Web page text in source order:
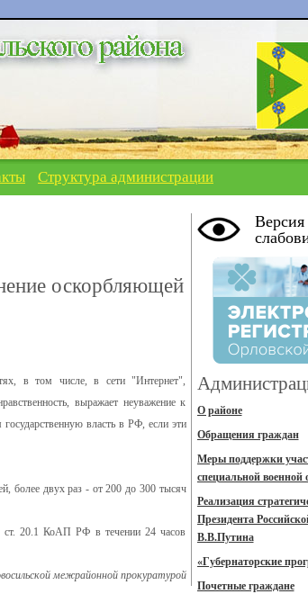
Структура администрации
оскорбляющей
в том числе, в сети "Интернет",
выражает неуважение к
власть в РФ, если эти
более двух раз - от 200 до 300 тысяч
ст. 20.1 КоАП РФ в течении 24 часов
межрайонной прокуратурой
Версия
О районе
Обращения граждан
Меры поддержки
специальной военной
Реализация
Президента
В.В.Путина
«Губернаторские
Почетные граждане